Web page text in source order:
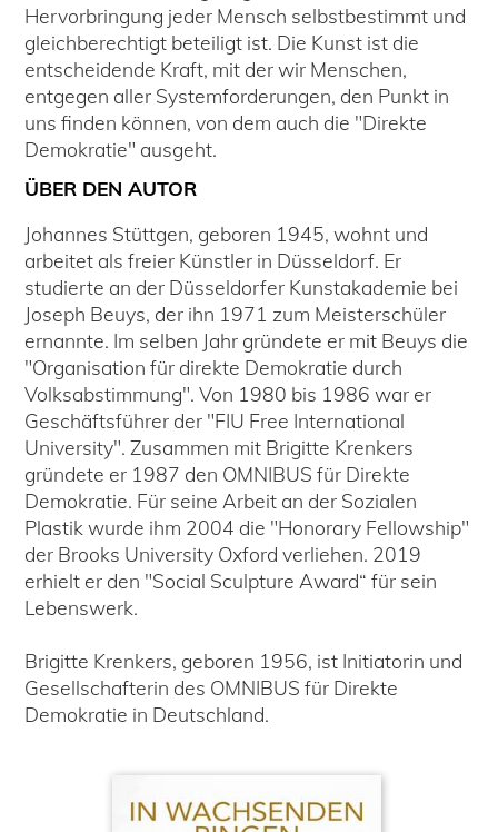
Hervorbringung jeder Mensch selbstbestimmt und
gleichberechtigt beteiligt ist. Die Kunst ist die
entscheidende Kraft, mit der wir Menschen,
entgegen aller Systemforderungen, den Punkt in
uns finden können, von dem auch die "Direkte
Demokratie" ausgeht.
ÜBER DEN AUTOR
Johannes Stüttgen, geboren 1945, wohnt und
arbeitet als freier Künstler in Düsseldorf. Er
studierte an der Düsseldorfer Kunstakademie bei
Joseph Beuys, der ihn 1971 zum Meisterschüler
ernannte. Im selben Jahr gründete er mit Beuys die
"Organisation für direkte Demokratie durch
Volksabstimmung". Von 1980 bis 1986 war er
Geschäftsführer der "FIU Free International
University". Zusammen mit Brigitte Krenkers
gründete er 1987 den OMNIBUS für Direkte
Demokratie. Für seine Arbeit an der Sozialen
Plastik wurde ihm 2004 die "Honorary Fellowship"
der Brooks University Oxford verliehen. 2019
erhielt er den "Social Sculpture Award“ für sein
Lebenswerk.
Brigitte Krenkers, geboren 1956, ist Initiatorin und
Gesellschafterin des OMNIBUS für Direkte
Demokratie in Deutschland.